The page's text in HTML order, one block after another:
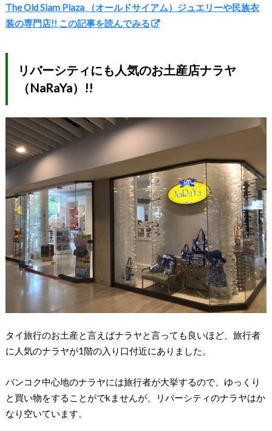
The Old Siam Plaza （オールドサイアム）ジュエリーや民族衣
装の専門店!! この記事を読んでみる
リバーシティにも人気のお土産店ナラヤ
（NaRaYa）!!
タイ旅行のお土産と言えばナラヤと言っても良いほど、旅行者
に人気のナラヤが1階の入り口付近にありました。
バンコク中心地のナラヤには旅行者が大挙するので、ゆっくり
と買い物をすることがでkませんが、リバーシティのナラヤはか
なり空いています。